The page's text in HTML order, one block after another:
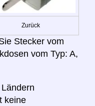
Zurück
Stecker vom
vom Typ: A,
keine